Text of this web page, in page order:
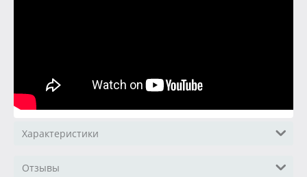
Характеристики
Отзывы